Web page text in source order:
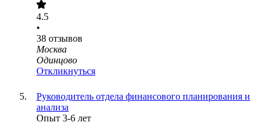
4.5
•
38 отзывов
Москва
Одинцово
Откликнуться
Руководитель отдела финансового планирования и
анализа
Опыт 3-6 лет